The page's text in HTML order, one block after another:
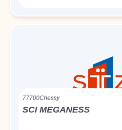
77700Chessy
SCI MEGANESS